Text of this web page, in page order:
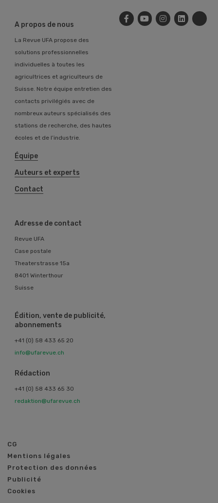
A propos de nous
La Revue UFA propose des
solutions professionnelles
individuelles à toutes les
agricultrices et agriculteurs de
Suisse. Notre équipe entretien des
contacts privilégiés avec de
nombreux auteurs spécialisés des
stations de recherche, des hautes
écoles et de l’industrie.
Équipe
Auteurs et experts
Contact
Adresse de contact
Revue UFA
Case postale
Theaterstrasse 15a
8401 Winterthour
Suisse
Édition, vente de publicité,
abonnements
+41 (0) 58 433 65 20
info@ufarevue.ch
Rédaction
+41 (0) 58 433 65 30
redaktion@ufarevue.ch
CG
Mentions légales
Protection des données
Publicité
Cookies